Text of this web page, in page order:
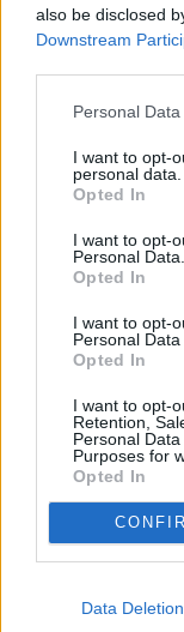
also be disclosed
Downstream
Personal
I want to opt-
personal data.
Opted In
I want to opt-
Personal Data.
Opted In
I want to opt-
Personal Data
Opted In
I want to opt-
Retention,
Personal
Purposes for
Opted In
Data Deletion